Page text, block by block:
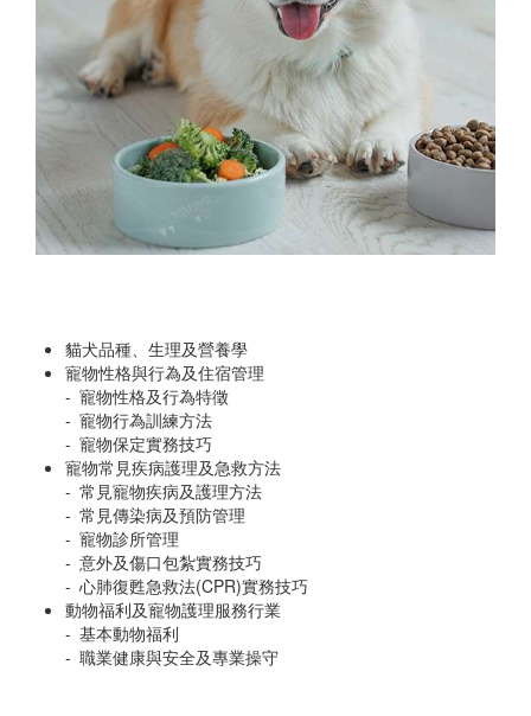
貓犬品種、生理及營養學
寵物性格與行為及住宿管理
- 寵物性格及行為特徵
- 寵物行為訓練方法
- 寵物保定實務技巧
寵物常見疾病護理及急救方法
- 常見寵物疾病及護理方法
- 常見傳染病及預防管理
- 寵物診所管理
- 意外及傷口包紮實務技巧
- 心肺復甦急救法(CPR)實務技巧
動物福利及寵物護理服務行業
- 基本動物福利
- 職業健康與安全及專業操守